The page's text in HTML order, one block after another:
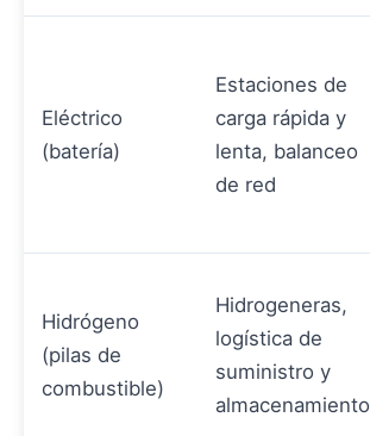
Eléctrico
(batería)
Estaciones de
carga rápida y
lenta, balanceo
de red
Hidrógeno
(pilas de
combustible)
Hidrogeneras,
logística de
suministro y
almacenamiento